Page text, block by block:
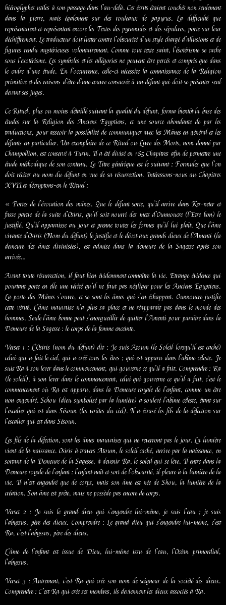
hiéroglyphes utiles à son passage dans l’au-delà. Ces écrits étaient couchés non seulement
dans la pierre, mais également sur des rouleaux de papyrus. La difficulté que
représentaient et représentent encore les Textes des pyramides et des sépulcres, porte sur leur
déchiffrement. Le traducteur doit lutter contre l’obscurité d’un style chargé d’allusions et de
figures rendu mystérieuses volontairement. Comme tout texte saint, l’ésotérisme se cache
sous l’exotérisme. Les symboles et les allégories ne peuvent être percés et compris que dans
le cadre d’une étude. En l’occurrence, celle-ci nécessite la connaissance de la Religion
primitive et des raisons d’être d’une œuvre consacrée à un défunt qui doit se présenter seul
devant ses juges.
Ce Rituel, plus ou moins détaillé suivant la qualité du défunt, forma bientôt la base des
études sur la Religion des Anciens Egyptiens, et une source abondante de par les
traductions, pour asseoir la possibilité de communiquer avec les Mânes en général et les
défunts en particulier. Un exemplaire de ce Rituel ou Livre des Morts, nom donné par
Champollion, est conservé à Turin. Il a été divisé en 165 Chapitres afin de permettre une
étude méthodique de son contenu. Le Titre générique est le suivant : Formules que l’on
doit réciter au nom du défunt en vue de sa résurrection. Intéressons-nous au Chapitres
XVII et décryptons-en le Rituel :
« Portes de l’évocation des mânes. Que le défunt sorte, qu’il arrive dans Ker-neter et
fasse partie de la suite d’Osiris, qu’il soit nourri des mets d’Ounnoucre (l’Etre bon) le
justifié. Qu’il apparaisse au jour et prenne toutes les formes qu’il lui plaît. Que l’âme
vivante d’Osiris (Nom du défunt) le justifie et le dévot aux grands dieux de l’Amenti (la
demeure des âmes divinisées), est admise dans la demeure de la Sagesse après son
arrivée…
Avant toute résurrection, il faut bien évidemment connaître la vie. Etrange évidence qui
pourtant porte en elle une vérité qu’il ne faut pas négliger pour les Anciens Egyptiens.
La porte des Mânes s’ouvre, et se sont les âmes qui s’en échappent. Ounnoucre justifie
cette vérité. L’âme mauvaise n’a plus sa place et ne réapparaît pas dans le monde des
hommes. Seule l’âme bonne peut s’enorgueillir de quitter l’Amenti pour paraître dans la
Demeure de la Sagesse : le corps de la femme enceinte.
Verset 1 : L’Osiris (nom du défunt) dit : Je suis Atoum (le Soleil lorsqu’il est caché)
celui qui a fait le ciel, qui a créé tous les êtres ; qui est apparu dans l’abîme céleste. Je
suis Ra à son lever dans le commencement, qui gouverne ce qu’il a fait. Comprendre : Ra
(le soleil), à son lever dans le commencement, celui qui gouverne ce qu’il a fait, c’est le
commencement où Ra est apparu, dans la Demeure royale de l’enfant, comme un être
non engendré. Schou (dieu symbolisé par la lumière) a soulevé l’abîme céleste, étant sur
l’escalier qui est dans Sésoun (les voûtes du ciel). Il a écrasé les fils de la défection sur
l’escalier qui est dans Sésoun.
Les fils de la défection, sont les âmes mauvaises qui ne reverront pas le jour. La lumière
vient de la naissance. Osiris à travers Atoum, le soleil caché, arrive par la naissance, en
sortant de la Demeure de la Sagesse, à devenir Ra, le soleil qui se lève. Il entre dans la
Demeure royale de l’enfant : l’enfant naît et sort de l’obscurité, il pleure à la lumière de la
vie. Il n’est engendré que de corps, mais son âme est née de Shou, la lumière de la
création. Son âme est prête, mais ne possède pas encore de corps.
Verset 2 : Je suis le grand dieu qui s’engendre lui-même, je suis l’eau ; je suis
l’abyssus, père des dieux. Comprendre : Le grand dieu qui s’engendre lui-même, c’est
Ra, c’est l’abyssus, père des dieux.
L’âme de l’enfant est issue de Dieu, lui-même issu de l’eau, l’Océan primordial,
l’abyssus.
Verset 3 : Autrement, c’est Ra qui crée son nom de seigneur de la société des dieux.
Comprendre : C’est Ra qui crée ses membres, ils deviennent les dieux associés à Ra.